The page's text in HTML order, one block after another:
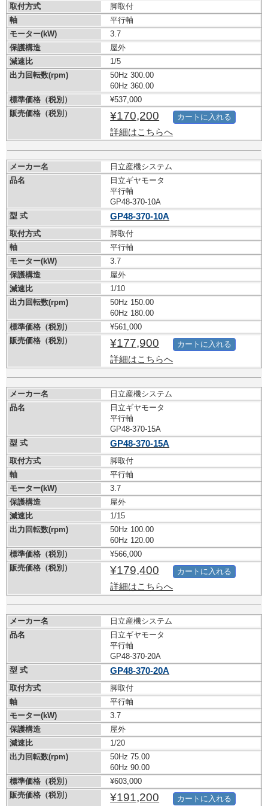
取付方式
脚取付
軸
平行軸
モーター(kW)
3.7
保護構造
屋外
減速比
1/5
出力回転数(rpm)
50Hz 300.00
60Hz 360.00
標準価格（税別）
¥537,000
販売価格（税別）
¥170,200
詳細はこちらへ
カートに入れる
メーカー名
日立産機システム
品名
日立ギヤモータ
平行軸
GP48-370-10A
型 式
GP48-370-10A
取付方式
脚取付
軸
平行軸
モーター(kW)
3.7
保護構造
屋外
減速比
1/10
出力回転数(rpm)
50Hz 150.00
60Hz 180.00
標準価格（税別）
¥561,000
販売価格（税別）
¥177,900
詳細はこちらへ
カートに入れる
メーカー名
日立産機システム
品名
日立ギヤモータ
平行軸
GP48-370-15A
型 式
GP48-370-15A
取付方式
脚取付
軸
平行軸
モーター(kW)
3.7
保護構造
屋外
減速比
1/15
出力回転数(rpm)
50Hz 100.00
60Hz 120.00
標準価格（税別）
¥566,000
販売価格（税別）
¥179,400
詳細はこちらへ
カートに入れる
メーカー名
日立産機システム
品名
日立ギヤモータ
平行軸
GP48-370-20A
型 式
GP48-370-20A
取付方式
脚取付
軸
平行軸
モーター(kW)
3.7
保護構造
屋外
減速比
1/20
出力回転数(rpm)
50Hz 75.00
60Hz 90.00
標準価格（税別）
¥603,000
販売価格（税別）
¥191,200 カートに入れる